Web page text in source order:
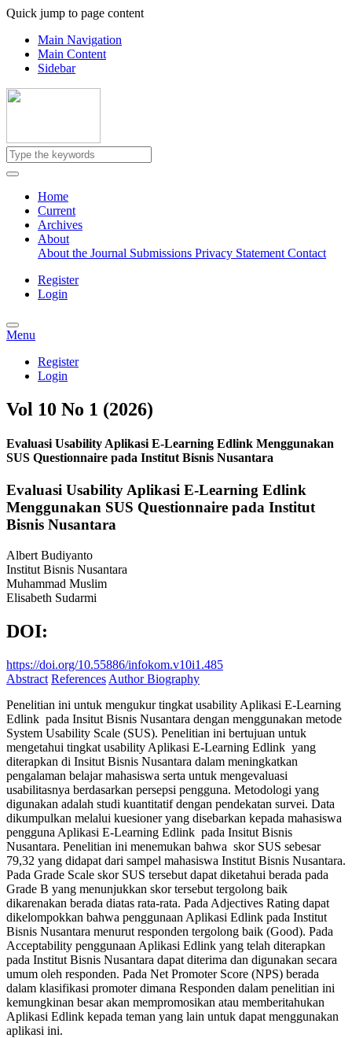
Quick jump to page content
Main Navigation
Main Content
Sidebar
Home
Current
Archives
About
About the Journal Submissions Privacy Statement Contact
Register
Login
Menu
Register
Login
Vol 10 No 1 (2026)
Evaluasi Usability Aplikasi E-Learning Edlink Menggunakan
SUS Questionnaire pada Institut Bisnis Nusantara
Evaluasi Usability Aplikasi E-Learning Edlink
Menggunakan SUS Questionnaire pada Institut
Bisnis Nusantara
Albert Budiyanto
Institut Bisnis Nusantara
Muhammad Muslim
Elisabeth Sudarmi
DOI:
https://doi.org/10.55886/infokom.v10i1.485
Abstract References Author Biography
Penelitian ini untuk mengukur tingkat usability Aplikasi E-Learning
Edlink pada Insitut Bisnis Nusantara dengan menggunakan metode
System Usability Scale (SUS). Penelitian ini bertujuan untuk
mengetahui tingkat usability Aplikasi E-Learning Edlink yang
diterapkan di Insitut Bisnis Nusantara dalam meningkatkan
pengalaman belajar mahasiswa serta untuk mengevaluasi
usabilitasnya berdasarkan persepsi pengguna. Metodologi yang
digunakan adalah studi kuantitatif dengan pendekatan survei. Data
dikumpulkan melalui kuesioner yang disebarkan kepada mahasiswa
pengguna Aplikasi E-Learning Edlink pada Insitut Bisnis
Nusantara. Penelitian ini menemukan bahwa skor SUS sebesar
79,32 yang didapat dari sampel mahasiswa Institut Bisnis Nusantara.
Pada Grade Scale skor SUS tersebut dapat diketahui berada pada
Grade B yang menunjukkan skor tersebut tergolong baik
dikarenakan berada diatas rata-rata. Pada Adjectives Rating dapat
dikelompokkan bahwa penggunaan Aplikasi Edlink pada Institut
Bisnis Nusantara menurut responden tergolong baik (Good). Pada
Acceptability penggunaan Aplikasi Edlink yang telah diterapkan
pada Institut Bisnis Nusantara dapat diterima dan digunakan secara
umum oleh responden. Pada Net Promoter Score (NPS) berada
dalam klasifikasi promoter dimana Responden dalam penelitian ini
kemungkinan besar akan mempromosikan atau memberitahukan
Aplikasi Edlink kepada teman yang lain untuk dapat menggunakan
aplikasi ini.